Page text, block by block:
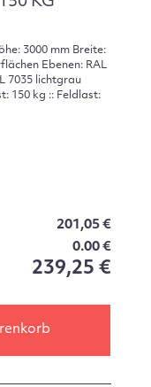
3000 mm Breite:
Ebenen: RAL
7035 lichtgrau
150 kg :: Feldlast:
201,05 €
0.00 €
239,25 €